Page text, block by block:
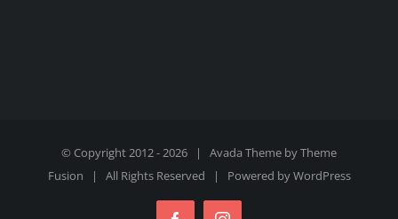
© Copyright 2012 -2026 | Avada Theme byTheme
Fusion | All Rights Reserved | Powered byWordPress